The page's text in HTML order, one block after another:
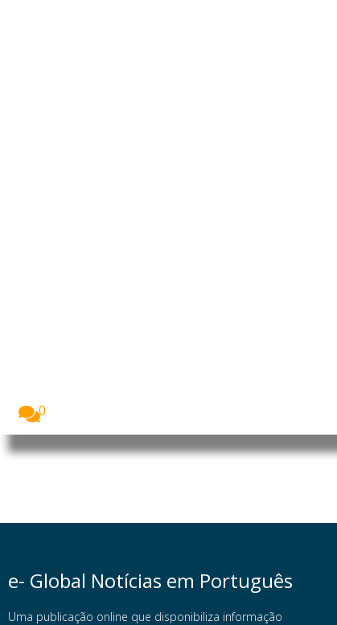
0
e- Global Notícias em Português
Uma publicação online que disponibiliza informação